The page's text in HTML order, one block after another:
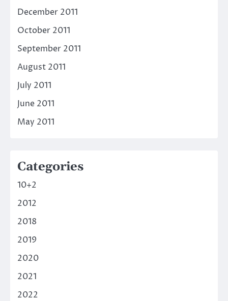
December 2011
October 2011
September 2011
August 2011
July 2011
June 2011
May 2011
Categories
10+2
2012
2018
2019
2020
2021
2022